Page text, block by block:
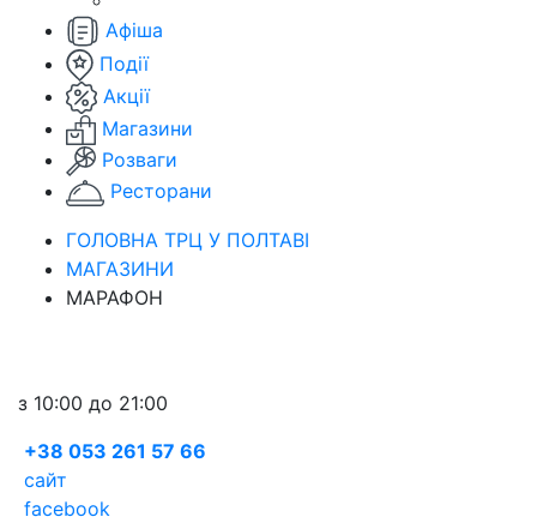
Афіша
Події
Акції
Магазини
Розваги
Ресторани
ГОЛОВНА ТРЦ У ПОЛТАВІ
МАГАЗИНИ
МАРАФОН
з 10:00 до 21:00
+38 053 261 57 66
сайт
facebook